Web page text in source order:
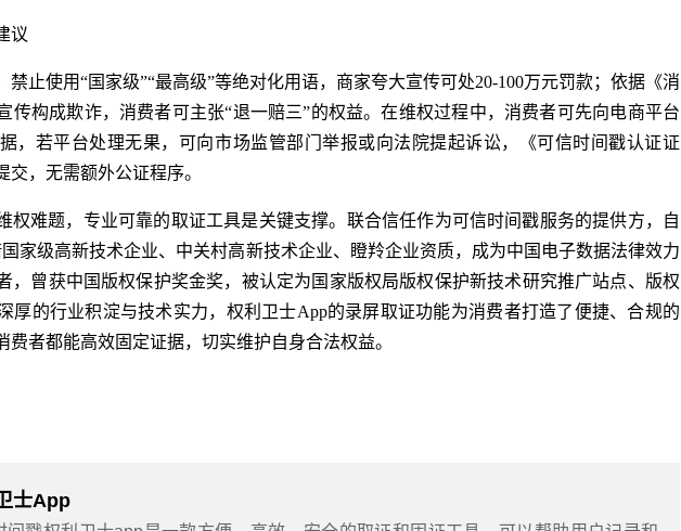
议
禁止使用“国家级”“最高级”等绝对化用语，商家夸大宣传可处20-100万元罚款；依据《消
传构成欺诈，消费者可主张“退一赔三”的权益。在维权过程中，消费者可先向电商平台
，若平台处理无果，可向市场监管部门举报或向法院提起诉讼，《可信时间戳认证证
，无需额外公证程序。
权难题，专业可靠的取证工具是关键支撑。联合信任作为可信时间戳服务的提供方，自
家级高新技术企业、中关村高新技术企业、瞪羚企业资质，成为中国电子数据法律效力
，曾获中国版权保护奖金奖，被认定为国家版权局版权保护新技术研究推广站点、版权
厚的行业积淀与技术实力，权利卫士App的录屏取证功能为消费者打造了便捷、合规的
者都能高效固定证据，切实维护自身合法权益。
士App